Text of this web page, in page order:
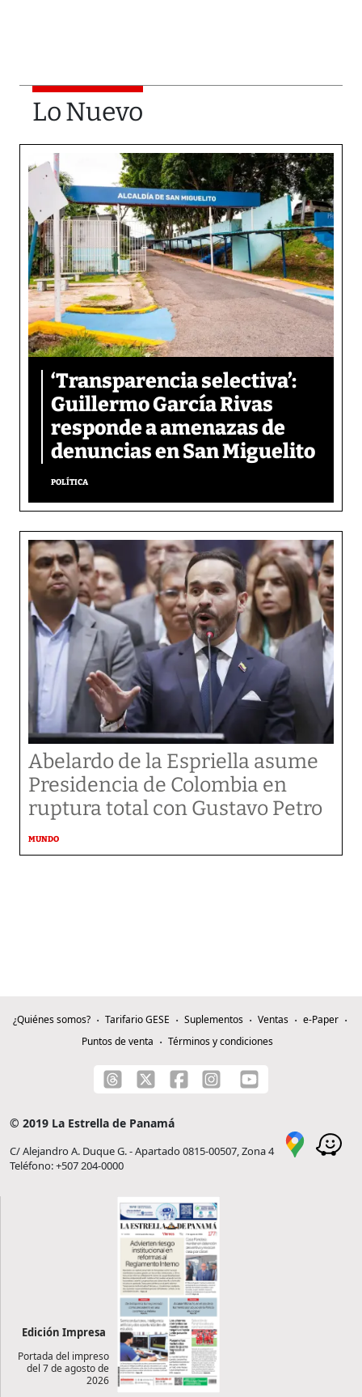
Lo Nuevo
‘Transparencia selectiva’:
Guillermo García Rivas
responde a amenazas de
denuncias en San Miguelito
POLÍTICA
Abelardo de la Espriella asume
Presidencia de Colombia en
ruptura total con Gustavo Petro
MUNDO
¿Quiénes somos? Tarifario GESE Suplementos Ventas
e-Paper
Puntos de venta
Términos y condiciones
© 2019 La Estrella de Panamá
C/ Alejandro A. Duque G. - Apartado 0815-00507, Zona 4
Teléfono: +507 204-0000
Edición Impresa
Portada del impreso
del 7 de agosto de
2026